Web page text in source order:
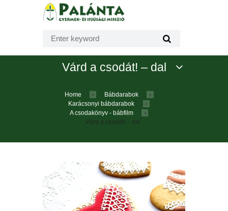
Várd a csodát! – dal
Home
Bábdarabok
Karácsonyi bábdarabok
A csodakönyv - bábfilm
Várd a csodát! – dal